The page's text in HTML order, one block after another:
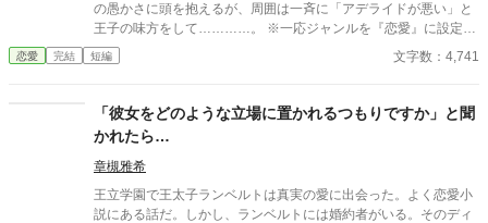
の愚かさに頭を抱えるが、周囲は一斉に「アデライドが悪い」と
王子の味方をして…………。 ※一応ジャンルを『恋愛』に設定し
てありますが、甘さ控えめです。
恋愛 完結 短編 文字数：4,741
「彼女をどのような立場に置かれるつもりですか」と聞
かれたら…
章槻雅希
王立学園で王太子ランベルトは真実の愛に出会った。よく恋愛小
説にある話だ。しかし、ランベルトには婚約者がいる。そのディ